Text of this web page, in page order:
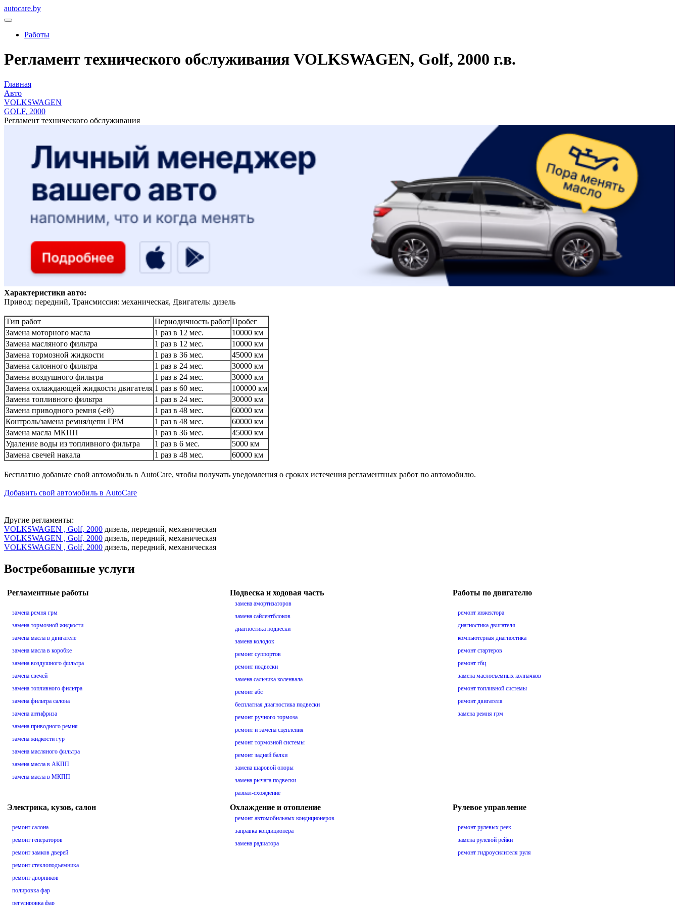
autocare.by
Работы
Регламент технического обслуживания VOLKSWAGEN, Golf, 2000 г.в.
Главная
Авто
VOLKSWAGEN
GOLF, 2000
Регламент технического обслуживания
Характеристики авто:
Привод: передний, Трансмиссия: механическая, Двигатель: дизель
Тип работ Периодичность работ Пробег
Замена моторного масла
1 раз в 12 мес.
10000 км
Замена масляного фильтра
1 раз в 12 мес.
10000 км
Замена тормозной жидкости
1 раз в 36 мес.
45000 км
Замена салонного фильтра
1 раз в 24 мес.
30000 км
Замена воздушного фильтра
1 раз в 24 мес.
30000 км
Замена охлаждающей жидкости двигателя 1 раз в 60 мес.
100000 км
Замена топливного фильтра
1 раз в 24 мес.
30000 км
Замена приводного ремня (-ей)
1 раз в 48 мес.
60000 км
Контроль/замена ремня/цепи ГРМ
1 раз в 48 мес.
60000 км
Замена масла МКПП
1 раз в 36 мес.
45000 км
Удаление воды из топливного фильтра
1 раз в 6 мес.
5000 км
Замена свечей накала
1 раз в 48 мес. 60000 км
Бесплатно добавьте свой автомобиль в AutoCare, чтобы получать уведомления о сроках истечения регламентных работ по автомобилю.
Добавить свой автомобиль в AutoCare
Другие регламенты:
VOLKSWAGEN , Golf, 2000 дизель, передний, механическая
VOLKSWAGEN , Golf, 2000 дизель, передний, механическая
VOLKSWAGEN , Golf, 2000 дизель, передний, механическая
Востребованные услуги
Регламентные работы
замена ремня грм
замена тормозной жидкости
замена масла в двигателе
замена масла в коробке
замена воздушного фильтра
замена свечей
замена топливного фильтра
замена фильтра салона
замена антифриза
замена приводного ремня
замена жидкости гур
замена масляного фильтра
замена масла в АКПП
замена масла в МКПП
Подвеска и ходовая часть
замена амортизаторов
замена сайлентблоков
диагностика подвески
замена колодок
ремонт суппортов
ремонт подвески
замена сальника коленвала
ремонт абс
бесплатная диагностика подвески
ремонт ручного тормоза
ремонт и замена сцепления
ремонт тормозной системы
ремонт задней балки
замена шаровой опоры
замена рычага подвески
развал-схождение
Работы по двигателю
ремонт инжектора
диагностика двигателя
компьютерная диагностика
ремонт стартеров
ремонт гбц
замена маслосъемных колпачков
ремонт топливной системы
ремонт двигателя
замена ремня грм
Электрика, кузов, салон
ремонт салона
ремонт генераторов
ремонт замков дверей
ремонт стеклоподъемника
ремонт дворников
полировка фар
регулировка фар
Охлаждение и отопление
ремонт автомобильных кондиционеров
заправка кондиционера
замена радиатора
Рулевое управление
ремонт рулевых реек
замена рулевой рейки
ремонт гидроусилителя руля